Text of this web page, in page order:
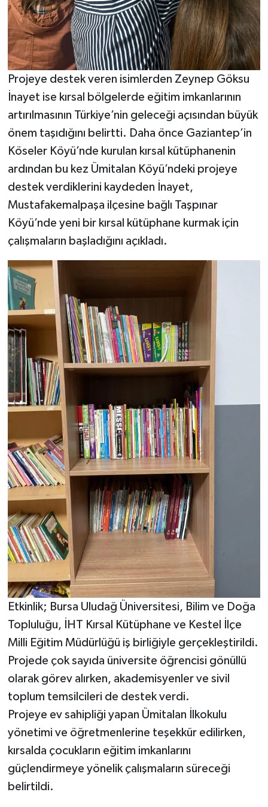
Projeye destek veren isimlerden Zeynep Göksu
İnayet ise kırsal bölgelerde eğitim imkanlarının
artırılmasının Türkiye’nin geleceği açısından büyük
önem taşıdığını belirtti. Daha önce Gaziantep’in
Köseler Köyü’nde kurulan kırsal kütüphanenin
ardından bu kez Ümitalan Köyü’ndeki projeye
destek verdiklerini kaydeden İnayet,
Mustafakemalpaşa ilçesine bağlı Taşpınar
Köyü’nde yeni bir kırsal kütüphane kurmak için
çalışmaların başladığını açıkladı.
Etkinlik; Bursa Uludağ Üniversitesi, Bilim ve Doğa
Topluluğu, İHT Kırsal Kütüphane ve Kestel İlçe
Milli Eğitim Müdürlüğü iş birliğiyle gerçekleştirildi.
Projede çok sayıda üniversite öğrencisi gönüllü
olarak görev alırken, akademisyenler ve sivil
toplum temsilcileri de destek verdi.
Projeye ev sahipliği yapan Ümitalan İlkokulu
yönetimi ve öğretmenlerine teşekkür edilirken,
kırsalda çocukların eğitim imkanlarını
güçlendirmeye yönelik çalışmaların süreceği
belirtildi.